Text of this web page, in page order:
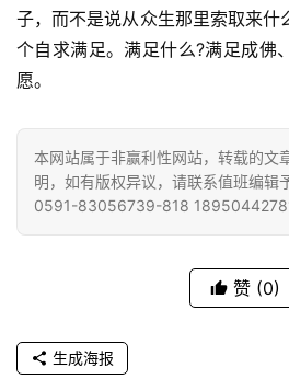
资
讯
八
点
僧
访
谈
子，而不是说从众生那里索取来什
个自求满足。满足什么?满足成佛
愿。
本网站属于非赢利性网站，转载的文
明，如有版权异议，请联系值班编辑
0591-83056739-818
赞 (0)
生成海报